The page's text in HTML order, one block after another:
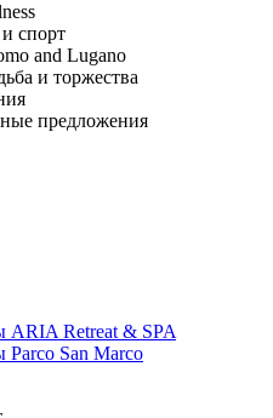
спорт
and Lugano
и торжества
предложения
ARIA Retreat & SPA
San Marco